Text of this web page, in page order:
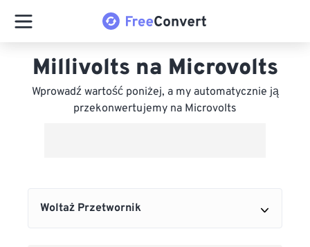
Millivolts na Microvolts
Wprowadź wartość poniżej, a my automatycznie ją
przekonwertujemy na Microvolts